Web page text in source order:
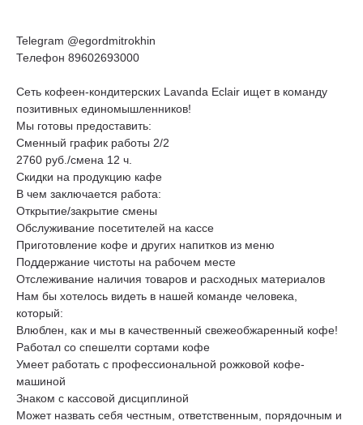
Telegram @egordmitrokhin
Телефон 89602693000
Сеть кофеен-кондитерских Lavanda Eclair ищет в команду
позитивных единомышленников!
Мы готовы предоставить:
Сменный график работы 2/2
2760 руб./смена 12 ч.
Скидки на продукцию кафе
В чем заключается работа:
Открытие/закрытие смены
Обслуживание посетителей на кассе
Приготовление кофе и других напитков из меню
Поддержание чистоты на рабочем месте
Отслеживание наличия товаров и расходных материалов
Нам бы хотелось видеть в нашей команде человека,
который:
Влюблен, как и мы в качественный свежеобжаренный кофе!
Работал со спешелти сортами кофе
Умеет работать с профессиональной рожковой кофе-
машиной
Знаком с кассовой дисциплиной
Может назвать себя честным, ответственным, порядочным и